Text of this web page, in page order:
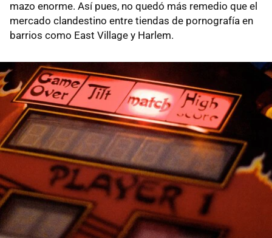
mazo enorme. Así pues, no quedó más remedio que el
mercado clandestino entre tiendas de pornografía en
barrios como East Village y Harlem.